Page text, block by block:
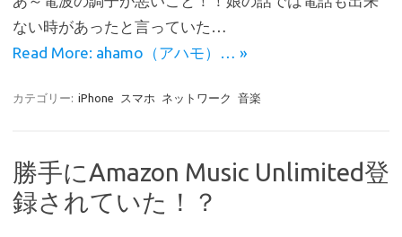
o
k
ない時があったと言っていた…
Read More: ahamo（アハモ）… »
カテゴリー: iPhone スマホ ネットワーク 音楽
勝手にAmazon Music Unlimited登
録されていた！？